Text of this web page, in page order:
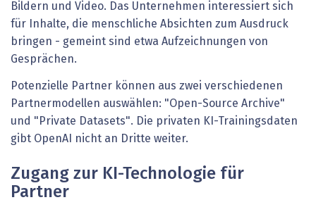
Bildern und Video. Das Unternehmen interessiert sich
für Inhalte, die menschliche Absichten zum Ausdruck
bringen - gemeint sind etwa Aufzeichnungen von
Gesprächen.
Potenzielle Partner können aus zwei verschiedenen
Partnermodellen auswählen: "Open-Source Archive"
und "Private Datasets". Die privaten KI-Trainingsdaten
gibt OpenAI nicht an Dritte weiter.
Zugang zur KI-Technologie für
Partner